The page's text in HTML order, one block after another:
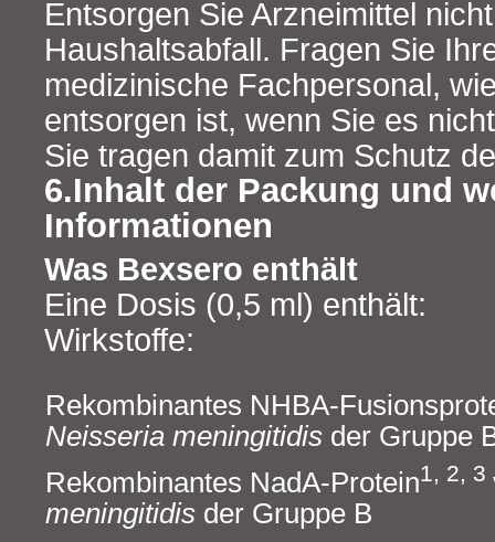
Entsorgen Sie Arzneimittel
Haushaltsabfall. Fragen Sie
medizinische Fachpersonal,
entsorgen ist, wenn Sie es
Sie tragen damit zum Schutz
6.Inhalt der Packung und
Informationen
Was Bexsero enthält
Eine Dosis (0,5 ml) enthält:
Wirkstoffe:
Rekombinantes
Neisseria meningitidis der Gruppe
Rekombinantes NadA‑Protein1, 2, 3
meningitidis der Gruppe B